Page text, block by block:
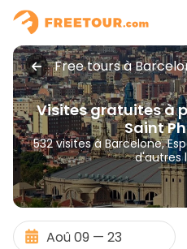
Free tours à
Visites gratuites à
Saint
532 visites à Barcelone,
d'autres